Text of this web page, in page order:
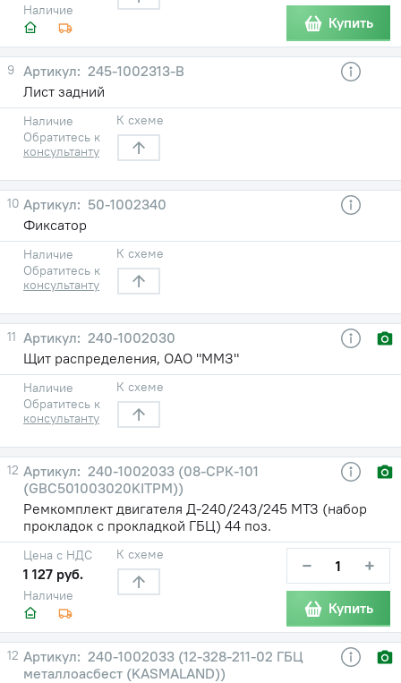
Наличие
Купить
9
245-1002313-В
Лист задний
Наличие
Обратитесь к
консультанту
К схеме
10
50-1002340
Фиксатор
Наличие
Обратитесь к
консультанту
К схеме
11
240-1002030
Щит распределения, ОАО "ММЗ"
Наличие
Обратитесь к
консультанту
К схеме
12
240-1002033 (08-СРК-101
(GBC501003020KITPM))
Ремкомплект двигателя Д-240/243/245 МТЗ (набор
прокладок с прокладкой ГБЦ) 44 поз.
Наличие
Цена с НДС
1 127 руб.
К схеме − +
Купить
12
240-1002033 (12-328-211-02 ГБЦ
металлоасбест (KASMALAND))